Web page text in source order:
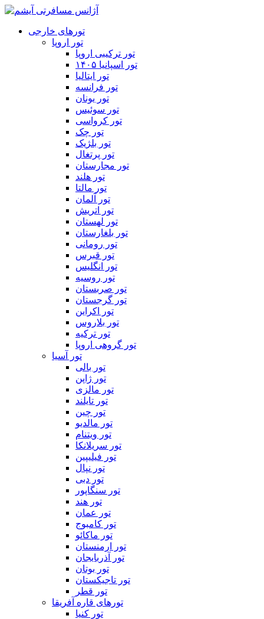
تورهای خارجی
تور اروپا
تور ترکیبی اروپا
تور اسپانیا ۱۴۰۵
تور ایتالیا
تور فرانسه
تور یونان
تور سوئیس
تور کرواسی
تور چک
تور بلژیک
تور پرتغال
تور مجارستان
تور هلند
تور مالتا
تور آلمان
تور اتریش
تور لهستان
تور بلغارستان
تور رومانی
تور قبرس
تور انگلیس
تور روسیه
تور صربستان
تور گرجستان
تور اکراین
تور بلاروس
تور ترکیه
تور گروهی اروپا
تور آسیا
تور بالی
تور ژاپن
تور مالزی
تور تایلند
تور چین
تور مالدیو
تور ویتنام
تور سریلانکا
تور فیلیپین
تور نپال
تور دبی
تور سنگاپور
تور هند
تور عمان
تور کامبوج
تور ماکائو
تور ارمنستان
تور آذربایجان
تور بوتان
تور تاجیکستان
تور قطر
تورهای قاره آفریقا
تور کنیا